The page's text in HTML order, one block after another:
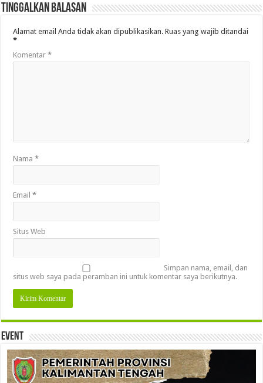
Tinggalkan Balasan
Alamat email Anda tidak akan dipublikasikan. Ruas yang wajib ditandai
*
Komentar*
Nama*
Email*
Situs Web
Simpan nama, email, dan
situs web saya pada peramban ini untuk komentar saya berikutnya.
Event